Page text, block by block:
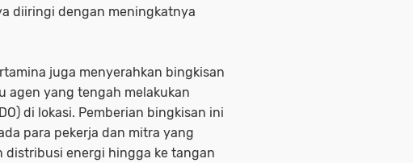
diiringi dengan meningkatnya
juga menyerahkan bingkisan
agen yang tengah melakukan
di lokasi. Pemberian bingkisan ini
para pekerja dan mitra yang
distribusi energi hingga ke tangan